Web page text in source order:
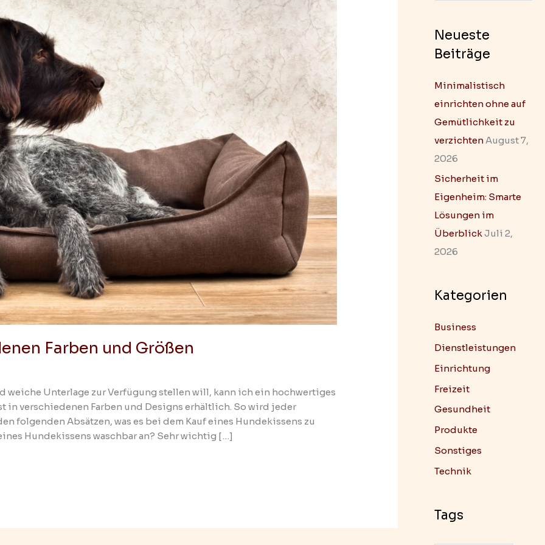
Farben und Größen
weiche Unterlage zur Verfügung stellen will, kann ich ein hochwertiges
in verschiedenen Farben und Designs erhältlich. So wird jeder
folgenden Absätzen, was es bei dem Kauf eines Hundekissens zu
Hundekissens waschbar an? Sehr wichtig […]
h
e
Neueste
Beiträge
Minimalistisch
einrichten ohne auf
Gemütlichkeit zu
verzichten August 7,
2026
Sicherheit im
Eigenheim: Smarte
Lösungen im
ÜberblickJuli 2,
2026
Kategorien
Business
Dienstleistungen
Einrichtung
Freizeit
Gesundheit
Produkte
Sonstiges
Technik
Tags